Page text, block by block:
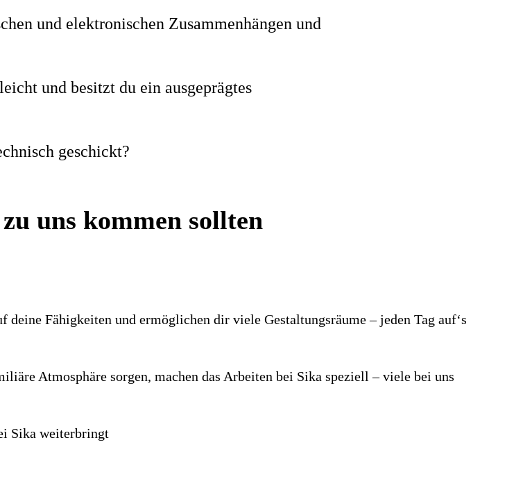
und elektronischen Zusammenhängen und
und besitzt du ein ausgeprägtes
geschickt?
uns kommen sollten
Fähigkeiten und ermöglichen dir viele Gestaltungsräume – jeden Tag auf‘s
Atmosphäre sorgen, machen das Arbeiten bei Sika speziell – viele bei uns
Sika weiterbringt